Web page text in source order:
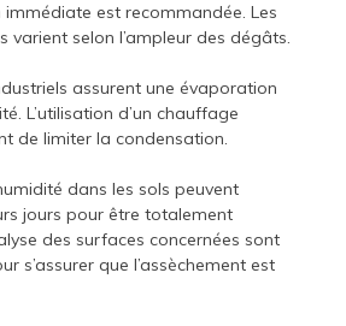
est recommandée. Les
varient selon l’ampleur des dégâts.
assurent une évaporation
L’utilisation d’un chauffage
de limiter la condensation.
dans les sols peuvent
jours pour être totalement
des surfaces concernées sont
s’assurer que l’assèchement est